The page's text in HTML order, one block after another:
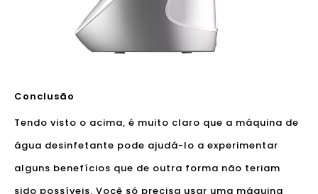
Conclusão
Tendo visto o acima, é muito claro que a máquina de
água desinfetante pode ajudá-lo a experimentar
alguns benefícios que de outra forma não teriam
sido possíveis. Você só precisa usar uma máquina